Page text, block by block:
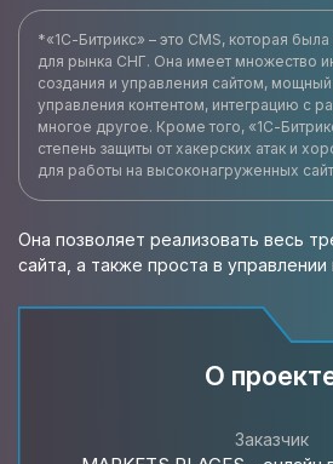
*«1С-Битрикс» – это CMS, которая
для рынка СНГ. Она имеет множество
создания и управления сайтом,
управления контентом, интеграцию с
многое другое. Кроме того, «1С-
степень защиты от хакерских атак и
для работы на высоконагруженных
Она позволяет реализовать весь
сайта, а также проста в
О
Заказчик